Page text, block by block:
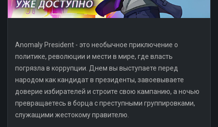
Anomaly President - это необычное приключение о
политике, революции и мести в мире, где власть
погрязла в коррупции. Днем вы выступаете перед
народом как кандидат в президенты, завоевываете
доверие избирателей и строите свою кампанию, а ночью
превращаетесь в борца с преступными группировками,
служащими жестокому правителю.